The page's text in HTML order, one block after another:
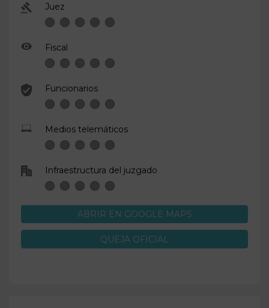
Juez
Fiscal
Funcionarios
Medios telemáticos
Infraestructura del juzgado
ABRIR EN GOOGLE MAPS
QUEJA OFICIAL